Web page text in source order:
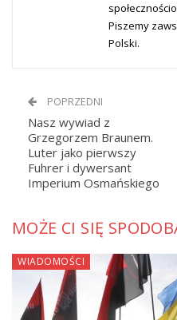
Piszemy
Polski.
POPRZEDNI
Nasz wywiad z
Grzegorzem Braunem.
Luter jako pierwszy
Fuhrer i dywersant
Imperium Osmańskiego
MOŻE CI SIĘ
WIADOMOŚCI